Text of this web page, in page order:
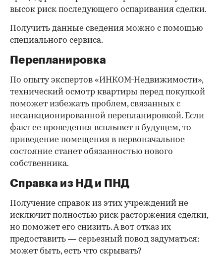
высок риск последующего оспаривания сделки.
Получить данные сведения можно с помощью
специального сервиса.
Перепланировка
По опыту экспертов «ИНКОМ-Недвижимости»,
технический осмотр квартиры перед покупкой
поможет избежать проблем, связанных с
несанкционированной перепланировкой. Если
факт ее проведения всплывет в будущем, то
приведение помещения в первоначальное
состояние станет обязанностью нового
собственника.
Справка из НД и ПНД
Получение справок из этих учреждений не
исключит полностью риск расторжения сделки,
но поможет его снизить. А вот отказ их
предоставить — серьезный повод задуматься:
может быть, есть что скрывать?